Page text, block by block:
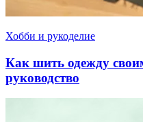
Хобби и рукоделие
Как шить одежду
руководство